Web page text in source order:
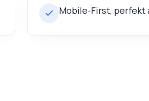
Mobile-First, perfekt